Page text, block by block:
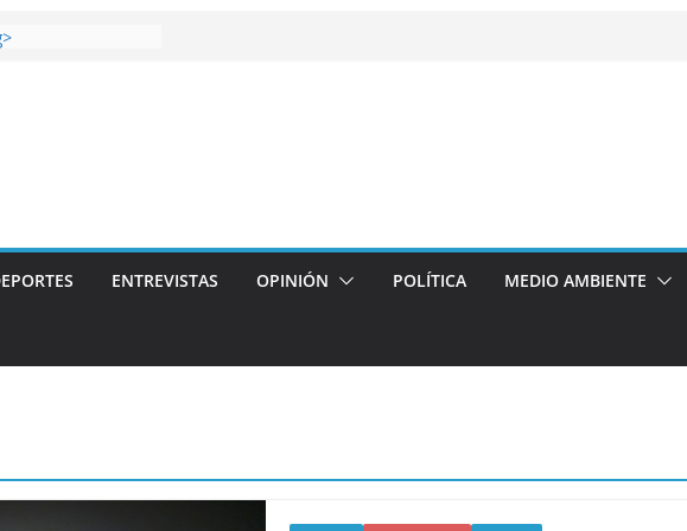
el Derbi de las
ENTREVISTAS OPINIÓN POLÍTICA MEDIO AMBIENTE